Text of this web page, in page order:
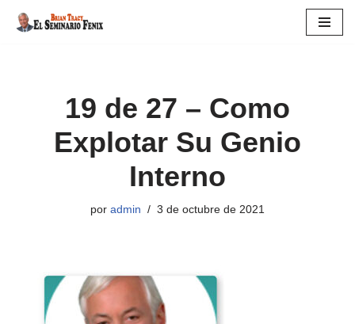
19 de 27 – Como
Explotar Su Genio
Interno
por admin 3 de octubre de 2021